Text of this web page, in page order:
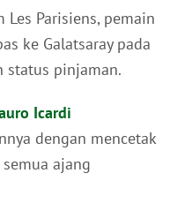
Parisiens, pemain
ke Galatsaray pada
status pinjaman.
Icardi
dengan mencetak
ajang